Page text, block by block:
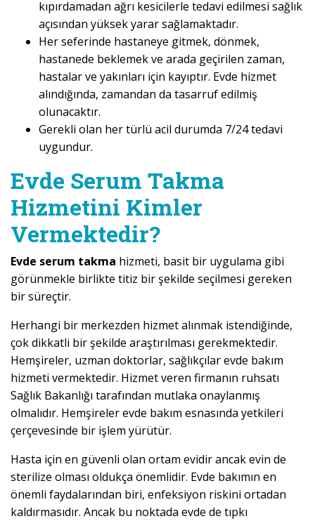
kıpırdamadan ağrı kesicilerle tedavi edilmesi sağlık
açısından yüksek yarar sağlamaktadır.
Her seferinde hastaneye gitmek, dönmek,
hastanede beklemek ve arada geçirilen zaman,
hastalar ve yakınları için kayıptır. Evde hizmet
alındığında, zamandan da tasarruf edilmiş
olunacaktır.
Gerekli olan her türlü acil durumda 7/24 tedavi
uygundur.
Evde Serum Takma
Hizmetini Kimler
Vermektedir?
Evde serum takma hizmeti, basit bir uygulama gibi
görünmekle birlikte titiz bir şekilde seçilmesi gereken
bir süreçtir.
Herhangi bir merkezden hizmet alınmak istendiğinde,
çok dikkatli bir şekilde araştırılması gerekmektedir.
Hemşireler, uzman doktorlar, sağlıkçılar evde bakım
hizmeti vermektedir. Hizmet veren firmanın ruhsatı
Sağlık Bakanlığı tarafından mutlaka onaylanmış
olmalıdır. Hemşireler evde bakım esnasında yetkileri
çerçevesinde bir işlem yürütür.
Hasta için en güvenli olan ortam evidir ancak evin de
sterilize olması oldukça önemlidir. Evde bakımın en
önemli faydalarından biri, enfeksiyon riskini ortadan
kaldırmasıdır. Ancak bu noktada evde de tıpkı